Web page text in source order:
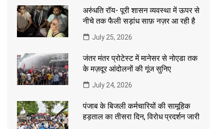
अरुंधति रॉय- पूरी शासन व्यवस्था में ऊपर से
नीचे तक फैली सड़ांध साफ़ नज़र आ रही है
July 25, 2026
जंतर मंतर प्रोटेस्ट में मानेसर से नोएडा तक
के मज़दूर आंदोलनों की गूंज सुनिए
July 24, 2026
पंजाब के बिजली कर्मचारियों की सामूहिक
हड़ताल का तीसरा दिन, विरोध प्रदर्शन जारी